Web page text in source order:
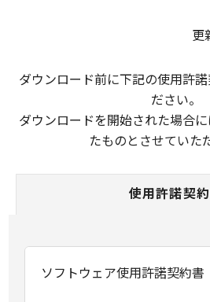
更
ダウンロード前に下記の使用許
ださい。
ダウンロードを開始された場合
たものとさせていた
使用許諾契
ソフトウェア使用許諾契約書